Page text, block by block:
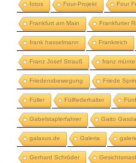
fotos Four-Projekt Four
Frankfurt am Main Frankfurter
frank hasselmann Frankreich
Franz Josef Strauß franz
Friedensbewegung Friede
Füller Füllfederhalter
Gabelstaplerfahrer Gaito
galaxus.de Galeria
Gerhard Schröder